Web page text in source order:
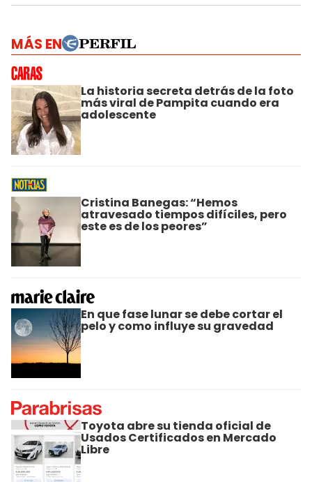
MÁS EN
La historia secreta detrás de la foto
más viral de Pampita cuando era
adolescente
Cristina Banegas: “Hemos
atravesado tiempos difíciles, pero
este es de los peores”
En que fase lunar se debe cortar el
pelo y como influye su gravedad
Toyota abre su tienda oficial de
Usados Certificados en Mercado
Libre